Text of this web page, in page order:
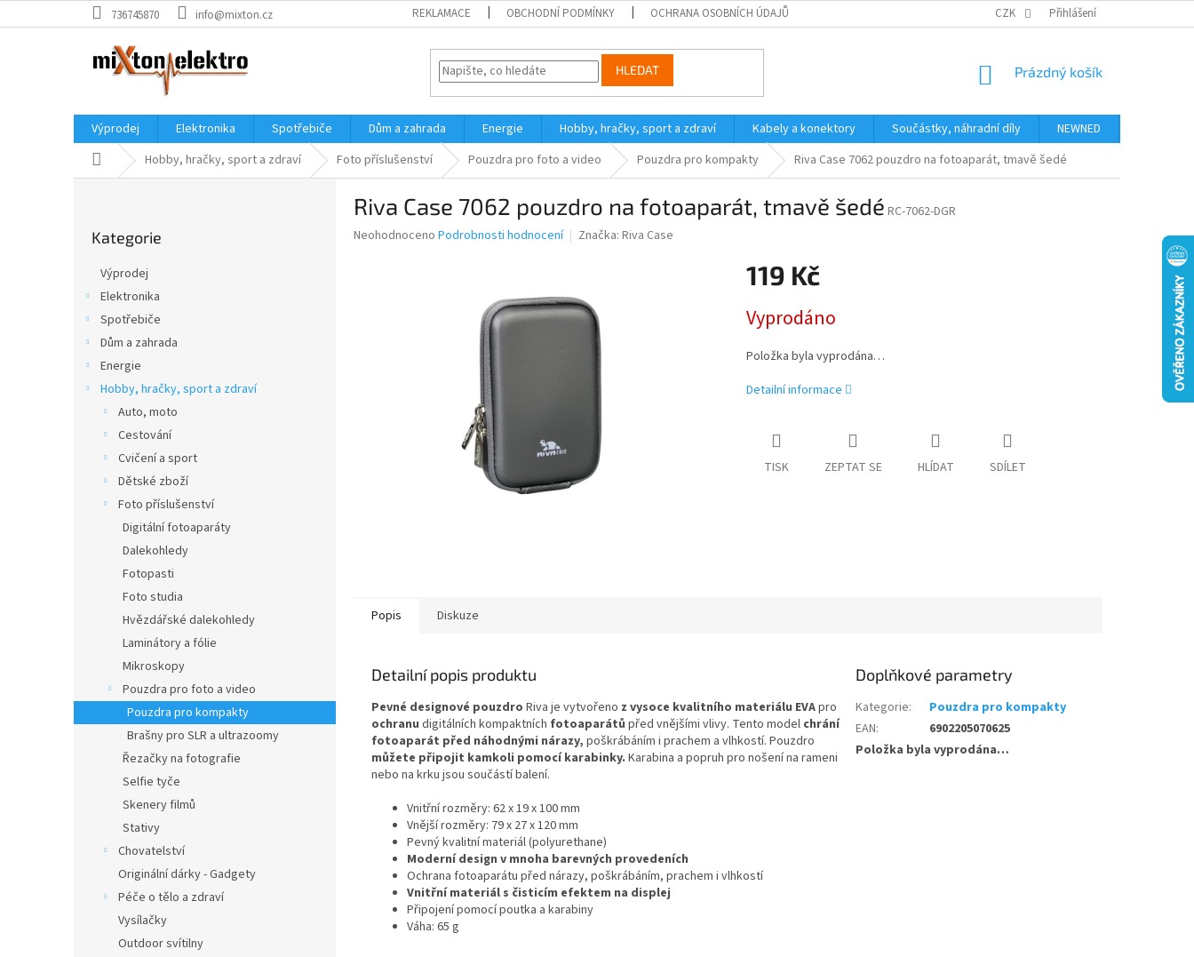
na
736745870 info@mixton.cz REKLAMACE OBCHODNÍ PODMÍNKY OCHRANA OSOBNÍCH ÚDAJŮ CZK Přihlášení
HLEDAT
NÁKUPNÍ
Prázdný košík
Výprodej Elektronika Spotřebiče Dům a zahrada Energie Hobby, hračky, sport a zdraví Kabely a konektory Součástky, náhradní díly NEWNED
Domů Hobby, hračky, sport a zdraví Foto příslušenství Pouzdra pro foto a video Pouzdra pro kompakty Riva Case 7062 pouzdro na fotoaparát, tmavě šedé
kategorie
Kategorie
Výprodej
Elektronika
Spotřebiče
Dům a zahrada
Energie
Hobby, hračky, sport a zdraví
Auto, moto
Cestování
Cvičení a sport
Dětské zboží
Foto příslušenství
Digitální fotoaparáty
Dalekohledy
Fotopasti
Foto studia
Hvězdářské dalekohledy
Laminátory a fólie
Mikroskopy
Pouzdra pro foto a video
Pouzdra pro kompakty
Brašny pro SLR a ultrazoomy
Řezačky na fotografie
Selfie tyče
Skenery filmů
Stativy
Chovatelství
Originální dárky - Gadgety
Péče o tělo a zdraví
Vysílačky
Outdoor svítilny
Riva Case 7062 pouzdro na fotoaparát, tmavě šedé RC-7062-DGR
Průměrné
Neohodnoceno Podrobnosti hodnocení Značka: Riva Case
119 Kč
cena:
Vyprodáno
Položka byla vyprodána…
Detailní informace
TISK ZEPTAT SE HLÍDAT SDÍLET
Popis Diskuze
Detailní popis produktu
Pevné designové pouzdro Riva je vytvořeno z vysoce kvalitního materiálu EVApro
ochranu digitálních kompaktních fotoaparátů před vnějšími vlivy. Tento model chrání
fotoaparát před náhodnými nárazy, poškrábáním i prachem a vlhkostí. Pouzdro
můžete připojit kamkoli pomocí karabinky. Karabina a popruh pro nošení na rameni
nebo na krku jsou součástí balení.
Vnitřní rozměry: 62 x 19 x 100 mm
Vnější rozměry: 79 x 27 x 120 mm
Pevný kvalitní materiál (polyurethane)
Moderní design v mnoha barevných provedeních
Ochrana fotoaparátu před nárazy, poškrábáním, prachem i vlhkostí
Vnitřní materiál s čisticím efektem na displej
Připojení pomocí poutka a karabiny
Váha: 65 g
Doplňkové parametry
Kategorie:
Pouzdra pro kompakty
EAN:
6902205070625
Položka byla vyprodána…